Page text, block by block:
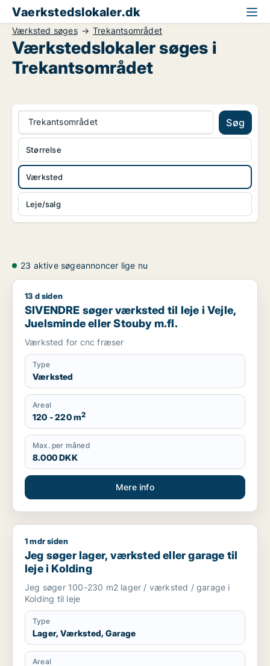
Vaerkstedslokaler.dk
Værksted søges Trekantsområdet
Værkstedslokaler søges i
Trekantsområdet
Trekantsområdet Søg
Værksted
Leje/salg
Størrelse
23 aktive søgeannoncer lige nu
SIVENDRE søger værksted til leje i Vejle, Juelsminde eller
13 d siden
SIVENDRE søger værksted til leje i Vejle,
Juelsminde eller Stouby m.fl.
Værksted for cnc fræser
Type
Værksted
Areal
120 - 220 m2
Max. per måned
8.000 DKK
Mere info
Jeg søger lager, værksted eller garage til leje i Kolding
1 mdr siden
Jeg søger lager, værksted eller garage til
leje i Kolding
Jeg søger 100-230 m2 lager / værksted / garage i
Kolding til leje
Type
Lager, Værksted, Garage
Areal